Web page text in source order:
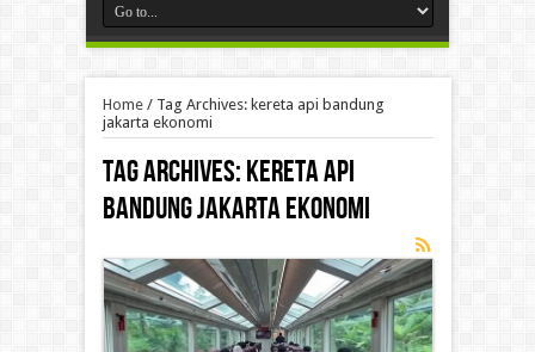
Home/ Tag Archives: kereta api bandung
jakarta ekonomi
Tag Archives:kereta api
bandung jakarta ekonomi